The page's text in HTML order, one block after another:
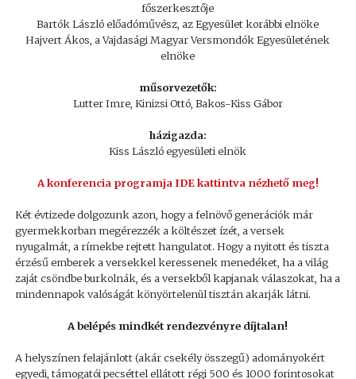
főszerkesztője
Bartók László előadóművész, az Egyesület korábbi elnöke
Hajvert Ákos, a Vajdasági Magyar Versmondók Egyesületének
elnöke
műsorvezetők:
Lutter Imre, Kinizsi Ottó, Bakos-Kiss Gábor
házigazda:
Kiss László egyesületi elnök
A konferencia programja IDE kattintva nézhető meg!
Két évtizede dolgozunk azon, hogy a felnövő generációk már
gyermekkorban megérezzék a költészet ízét, a versek
nyugalmát, a rímekbe rejtett hangulatot. Hogy a nyitott és tiszta
érzésű emberek a versekkel keressenek menedéket, ha a világ
zaját csöndbe burkolnák, és a versekből kapjanak válaszokat, ha a
mindennapok valóságát könyörtelenül tisztán akarják látni.
A belépés mindkét rendezvényre díjtalan!
A helyszínen felajánlott (akár csekély összegű) adományokért
egyedi, támogatói pecséttel ellátott régi 500 és 1000 forintosokat